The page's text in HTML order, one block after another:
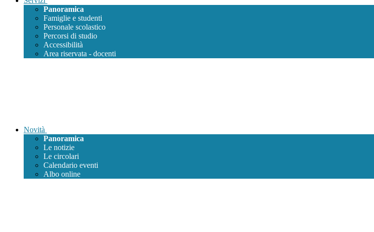
Panoramica
Famiglie e studenti
Personale scolastico
Percorsi di studio
Accessibilità
Area riservata - docenti
Novità
Panoramica
Le notizie
Le circolari
Calendario eventi
Albo online